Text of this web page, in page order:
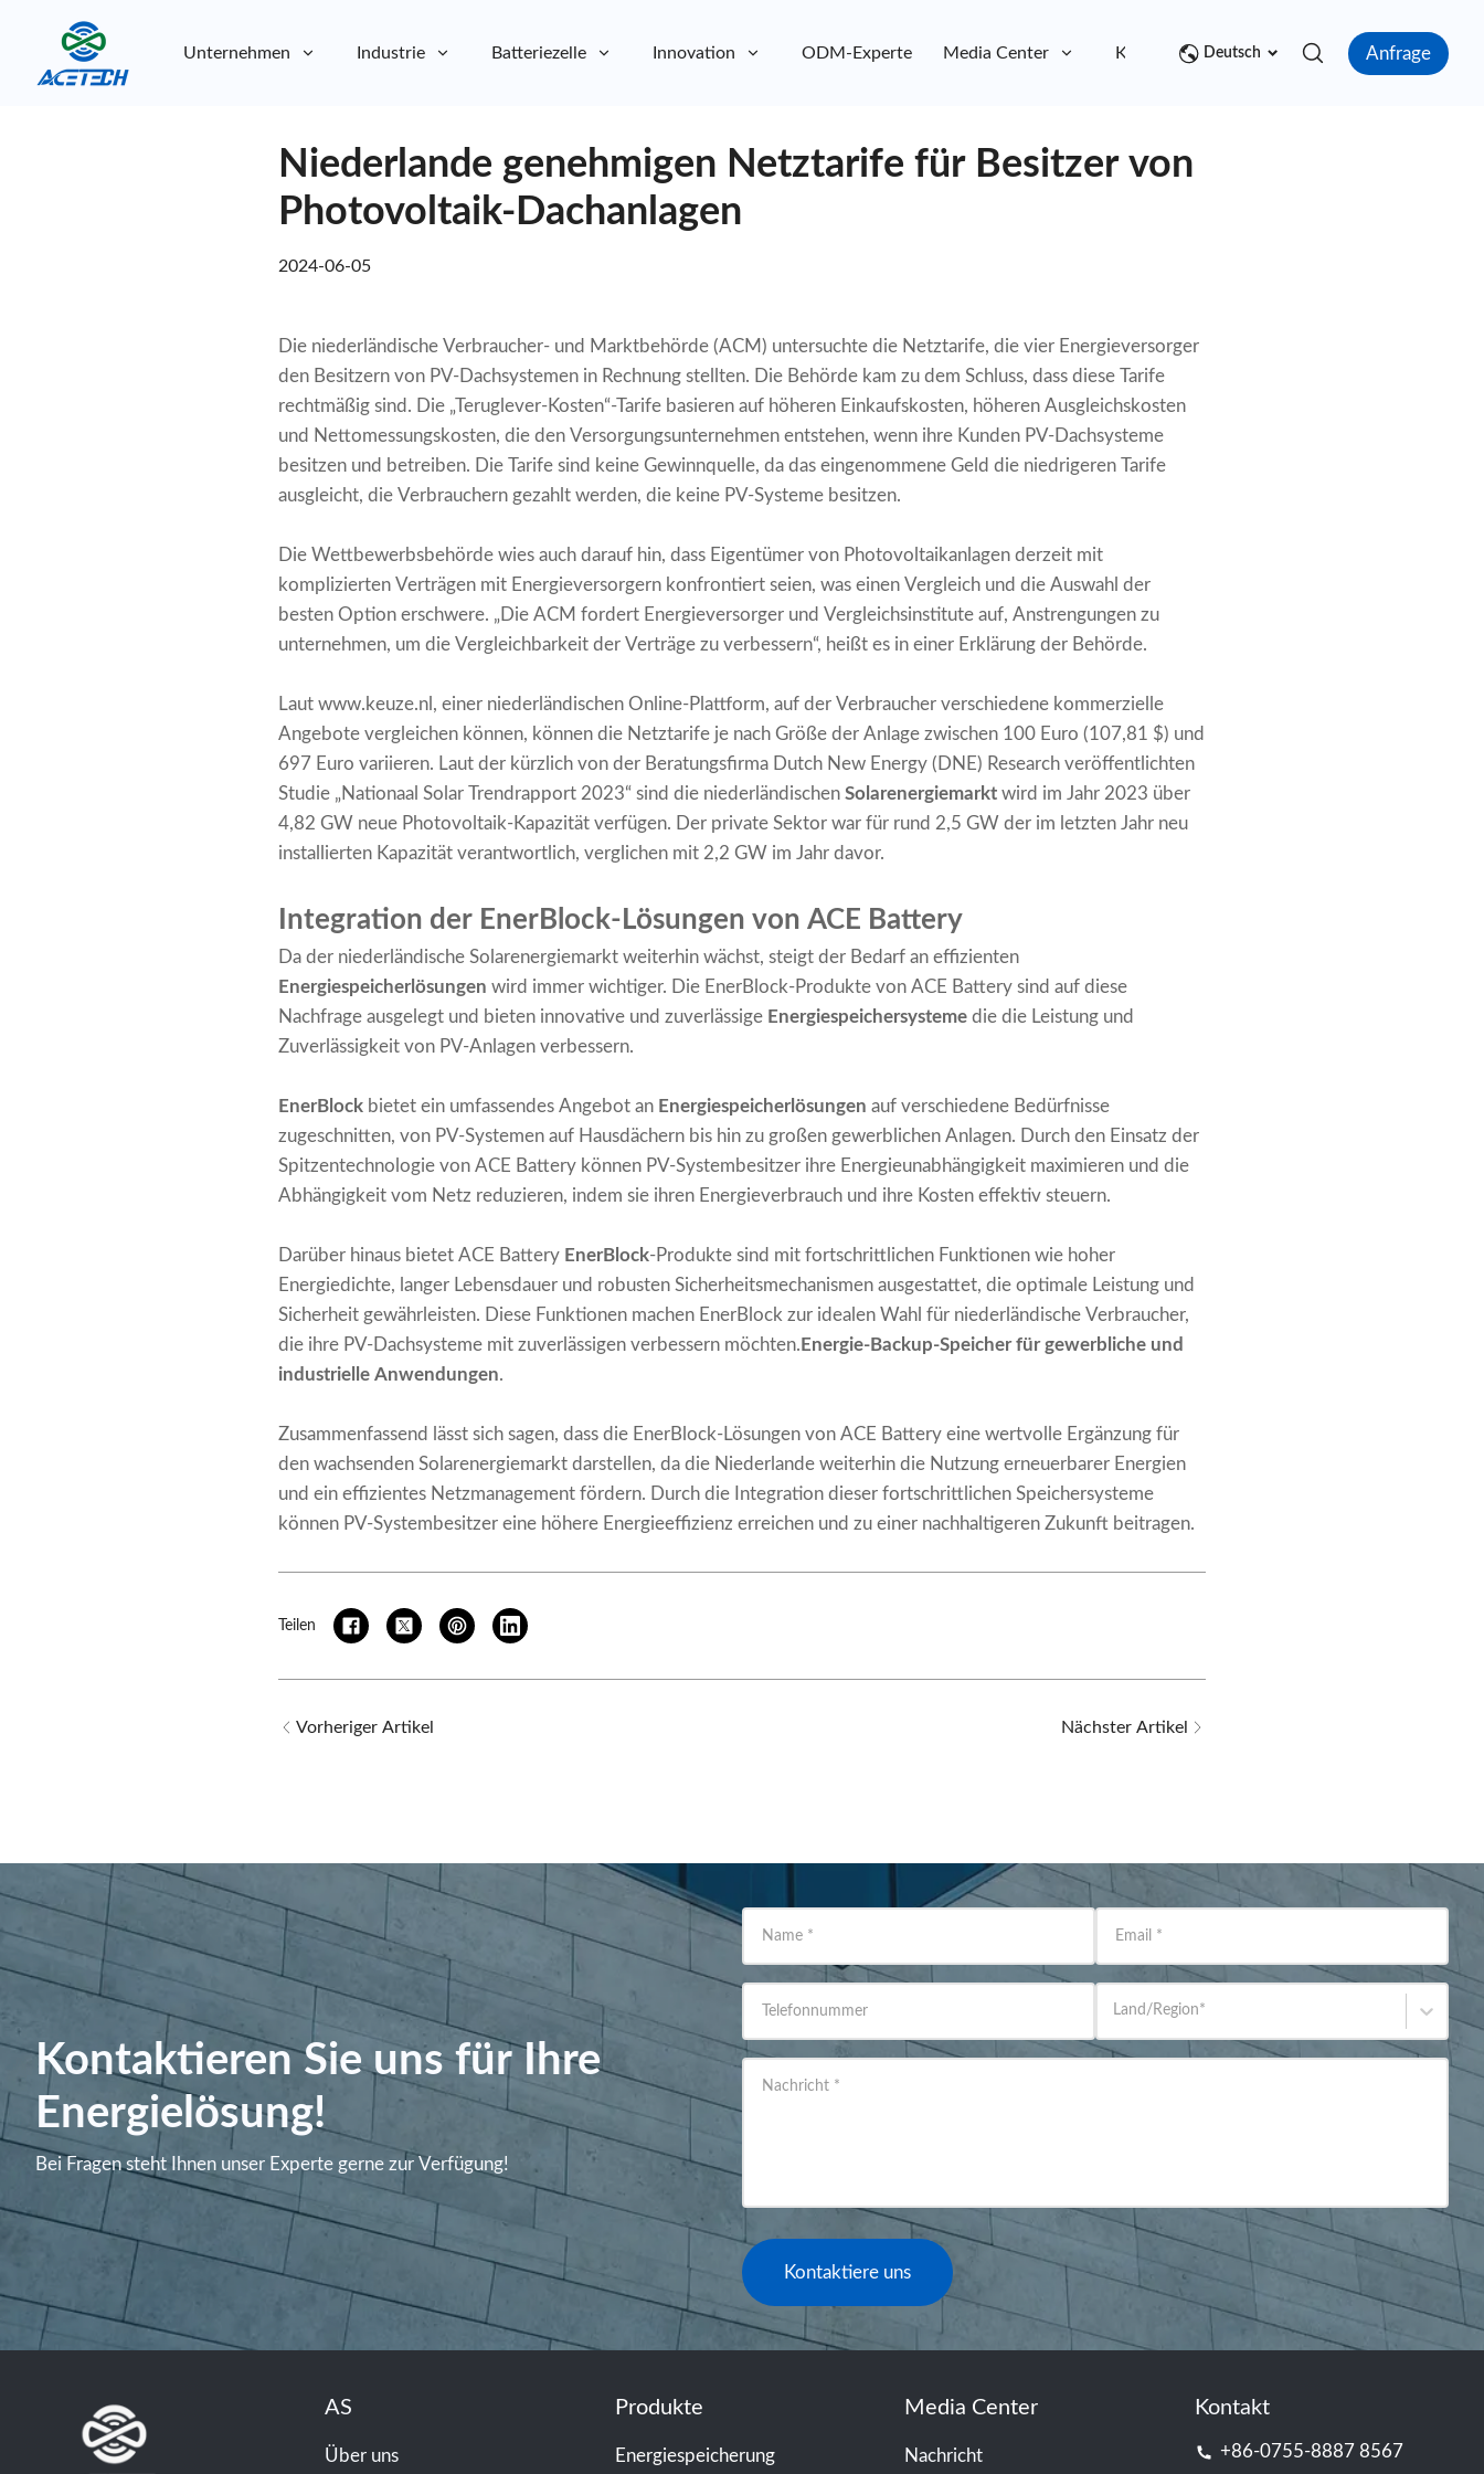
Unternehmen Industrie Batteriezelle Innovation ODM-Experte Media Center Kontakt Deutsch Anfrage
Niederlande genehmigen Netztarife für Besitzer von
Photovoltaik-Dachanlagen
2024-06-05
Die niederländische Verbraucher- und Marktbehörde (ACM) untersuchte die Netztarife, die vier Energieversorger
den Besitzern von PV-Dachsystemen in Rechnung stellten. Die Behörde kam zu dem Schluss, dass diese Tarife
rechtmäßig sind. Die „Teruglever-Kosten“-Tarife basieren auf höheren Einkaufskosten, höheren Ausgleichskosten
und Nettomessungskosten, die den Versorgungsunternehmen entstehen, wenn ihre Kunden PV-Dachsysteme
besitzen und betreiben. Die Tarife sind keine Gewinnquelle, da das eingenommene Geld die niedrigeren Tarife
ausgleicht, die Verbrauchern gezahlt werden, die keine PV-Systeme besitzen.
Die Wettbewerbsbehörde wies auch darauf hin, dass Eigentümer von Photovoltaikanlagen derzeit mit
komplizierten Verträgen mit Energieversorgern konfrontiert seien, was einen Vergleich und die Auswahl der
besten Option erschwere. „Die ACM fordert Energieversorger und Vergleichsinstitute auf, Anstrengungen zu
unternehmen, um die Vergleichbarkeit der Verträge zu verbessern“, heißt es in einer Erklärung der Behörde.
Laut www.keuze.nl , einer niederländischen Online-Plattform, auf der Verbraucher verschiedene kommerzielle
Angebote vergleichen können, können die Netztarife je nach Größe der Anlage zwischen 100 Euro (107,81 $) und
697 Euro variieren. Laut der kürzlich von der Beratungsfirma Dutch New Energy (DNE) Research veröffentlichten
Studie „Nationaal Solar Trendrapport 2023“ sind die niederländischen Solarenergiemarkt wird im Jahr 2023 über
4,82 GW neue Photovoltaik-Kapazität verfügen. Der private Sektor war für rund 2,5 GW der im letzten Jahr neu
installierten Kapazität verantwortlich, verglichen mit 2,2 GW im Jahr davor.
Integration der EnerBlock-Lösungen von ACE Battery
Da der niederländische Solarenergiemarkt weiterhin wächst, steigt der Bedarf an effizienten
Energiespeicherlösungen wird immer wichtiger. Die EnerBlock-Produkte von ACE Battery sind auf diese
Nachfrage ausgelegt und bieten innovative und zuverlässige Energiespeichersysteme die die Leistung und
Zuverlässigkeit von PV-Anlagen verbessern.
EnerBlock bietet ein umfassendes Angebot an Energiespeicherlösungen auf verschiedene Bedürfnisse
zugeschnitten, von PV-Systemen auf Hausdächern bis hin zu großen gewerblichen Anlagen. Durch den Einsatz der
Spitzentechnologie von ACE Battery können PV-Systembesitzer ihre Energieunabhängigkeit maximieren und die
Abhängigkeit vom Netz reduzieren, indem sie ihren Energieverbrauch und ihre Kosten effektiv steuern.
Darüber hinaus bietet ACE Battery EnerBlock-Produkte sind mit fortschrittlichen Funktionen wie hoher
Energiedichte, langer Lebensdauer und robusten Sicherheitsmechanismen ausgestattet, die optimale Leistung und
Sicherheit gewährleisten. Diese Funktionen machen EnerBlock zur idealen Wahl für niederländische Verbraucher,
die ihre PV-Dachsysteme mit zuverlässigen verbessern möchten. Energie-Backup-Speicher für gewerbliche und
industrielle Anwendungen.
Zusammenfassend lässt sich sagen, dass die EnerBlock-Lösungen von ACE Battery eine wertvolle Ergänzung für
den wachsenden Solarenergiemarkt darstellen, da die Niederlande weiterhin die Nutzung erneuerbarer Energien
und ein effizientes Netzmanagement fördern. Durch die Integration dieser fortschrittlichen Speichersysteme
können PV-Systembesitzer eine höhere Energieeffizienz erreichen und zu einer nachhaltigeren Zukunft beitragen.
Teilen
Vorheriger Artikel Nächster Artikel
Kontaktieren Sie uns für Ihre
Energielösung!
Bei Fragen steht Ihnen unser Experte gerne zur Verfügung!
Name * Email *
Telefonnummer Land/Region*
Nachricht *
Kontaktiere uns
AS
Über uns
Produkte
Energiespeicherung
Media Center
Nachricht
Kontakt
+86-0755-8887 8567